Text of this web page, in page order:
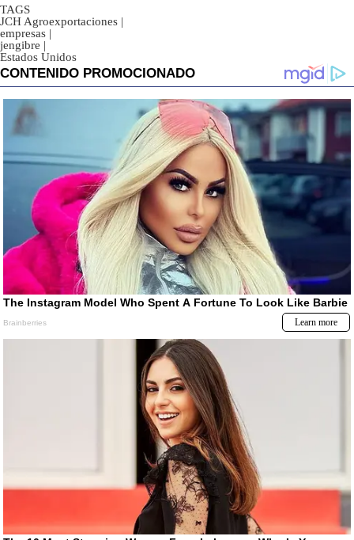
TAGS
JCH Agroexportaciones |
empresas |
jengibre |
Estados Unidos